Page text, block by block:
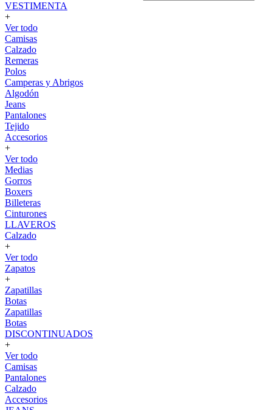
VESTIMENTA
+
Ver todo
Camisas
Calzado
Remeras
Polos
Camperas y Abrigos
Algodón
Jeans
Pantalones
Tejido
Accesorios
+
Ver todo
Medias
Gorros
Boxers
Billeteras
Cinturones
LLAVEROS
Calzado
+
Ver todo
Zapatos
+
Zapatillas
Botas
Zapatillas
Botas
DISCONTINUADOS
+
Ver todo
Camisas
Pantalones
Calzado
Accesorios